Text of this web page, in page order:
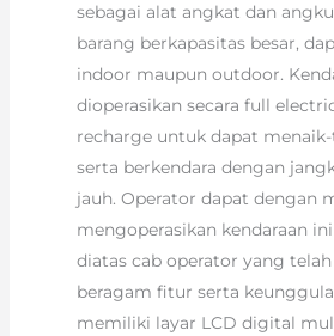
sebagai alat angkat dan
barang berkapasitas besar,
indoor maupun outdoor.
dioperasikan secara full
recharge untuk dapat
serta berkendara dengan
jauh. Operator dapat dengan
mengoperasikan kendaraan
diatas cab operator yang
beragam fitur serta
memiliki layar LCD digital